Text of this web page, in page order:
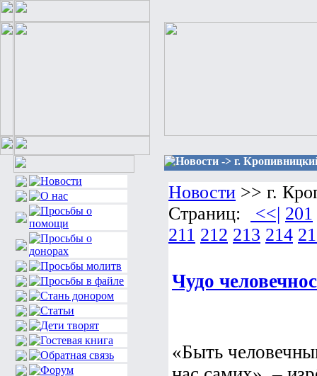
Новости -> г.
Новости >> г.
Страниц:
<<| 201
211 212 213 214
Чудо
«Быть